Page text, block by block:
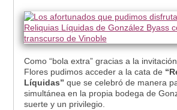
Como “bola extra” gracias a la
Flores pudimos acceder a la cata de
Líquidas” que se celebró de manera
simultánea en la propia bodega de
suerte y un privilegio.